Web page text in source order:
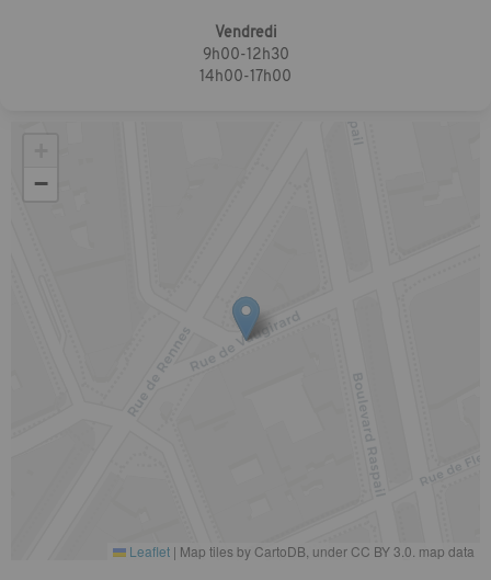
Vendredi
9h00-12h30
14h00-17h00
−
Leaflet | Map tiles by CartoDB, under CC BY 3.0. map data